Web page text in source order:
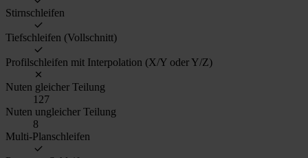
Stirnschleifen
Tiefschleifen (Vollschnitt)
Profilschleifen mit Interpolation (X/Y oder Y/Z)
Nuten gleicher Teilung
127
Nuten ungleicher Teilung
8
Multi-Planschleifen